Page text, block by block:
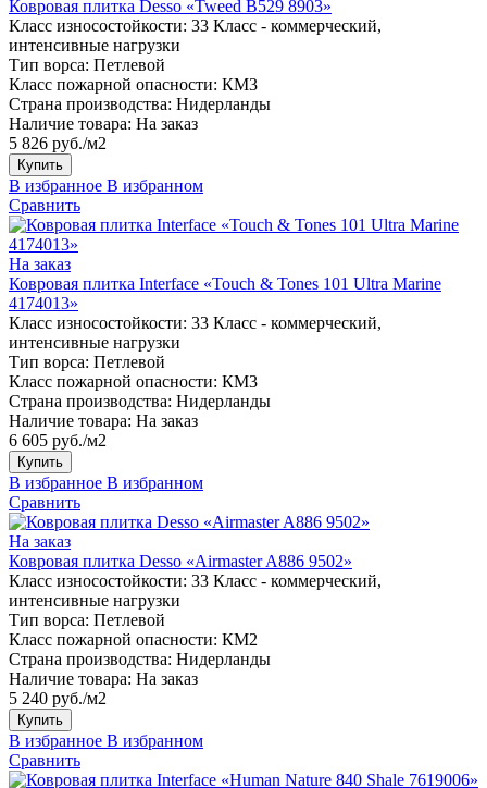
Ковровая плитка Desso «Tweed B529 8903»
Класс износостойкости: 33 Класс - коммерческий,
интенсивные нагрузки
Тип ворса: Петлевой
Класс пожарной опасности: КМ3
Страна производства: Нидерланды
Наличие товара: На заказ
5 826 руб./м2
Купить
В избранное В избранном
Сравнить
На заказ
Ковровая плитка Interface «Touch & Tones 101 Ultra Marine
4174013»
Класс износостойкости: 33 Класс - коммерческий,
интенсивные нагрузки
Тип ворса: Петлевой
Класс пожарной опасности: КМ3
Страна производства: Нидерланды
Наличие товара: На заказ
6 605 руб./м2
Купить
В избранное В избранном
Сравнить
На заказ
Ковровая плитка Desso «Airmaster A886 9502»
Класс износостойкости: 33 Класс - коммерческий,
интенсивные нагрузки
Тип ворса: Петлевой
Класс пожарной опасности: КМ2
Страна производства: Нидерланды
Наличие товара: На заказ
5 240 руб./м2
Купить
В избранное В избранном
Сравнить